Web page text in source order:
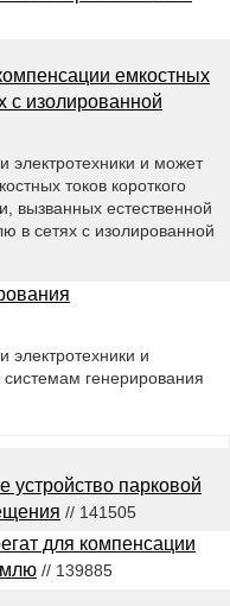
емкостных
с изолированной
электротехники и может
токов короткого
вызванных естественной
в сетях с изолированной
электротехники и
генерирования
устройство парковой
// 141505
для компенсации
// 139885